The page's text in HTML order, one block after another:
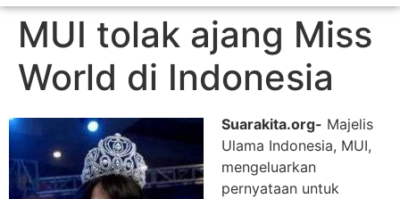
MUI tolak ajang Miss
World di Indonesia
Suarakita.org- Majelis
Ulama Indonesia, MUI,
mengeluarkan
pernyataan untuk